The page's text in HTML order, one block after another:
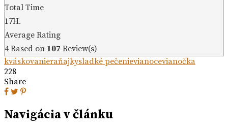
Total Time
17H.
Average Rating
4 Based on 107 Review(s)
kváskovanieraňajkysladké pečenievianocevianočka
228
Share
Navigácia v článku